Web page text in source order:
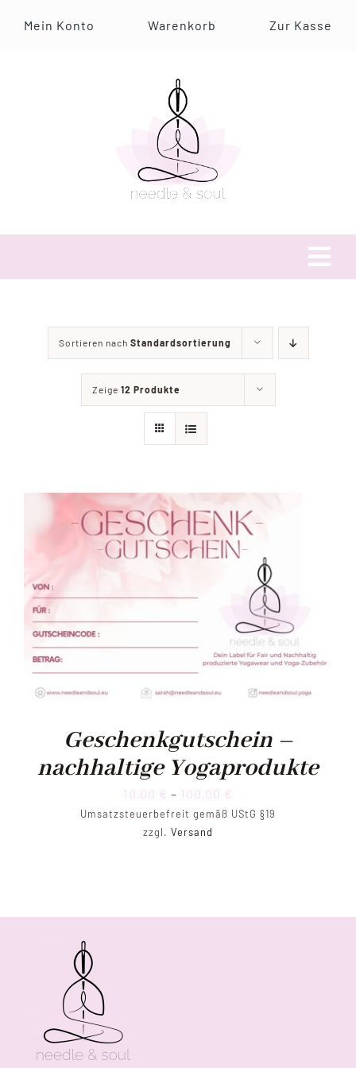
InhaltMein Konto Warenkorb Zur Kasse
Shop
Sortieren nach Standardsortierung
Zeige 12 Produkte
Geschenkgutschein –
nachhaltige Yogaprodukte
10,00 € – 100,00 €
10,00 €
Umsatzsteuerbefreit gemäß UStG §19
zzgl. Versand